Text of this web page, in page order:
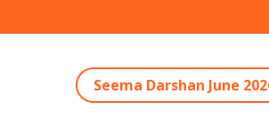
Seema Darshan June